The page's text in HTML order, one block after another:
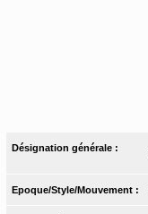
Désignation générale :
Epoque/Style/Mouvement :